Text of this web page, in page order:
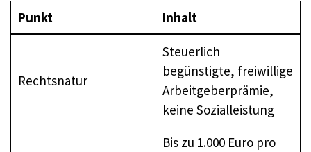
Punkt Inhalt
Rechtsnatur
Steuerlich
begünstigte, freiwillige
Arbeitgeberprämie,
keine Sozialleistung
Bis zu 1.000 Euro pro